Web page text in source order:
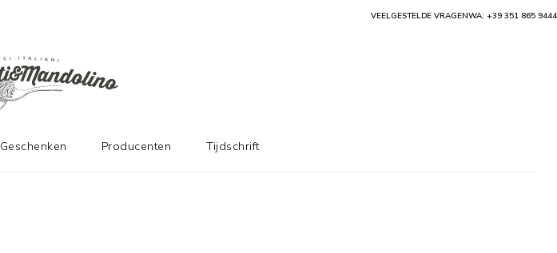
VEELGESTELDE VRAGENWA: +39 351 865 9444
Geschenken Producenten Tijdschrift